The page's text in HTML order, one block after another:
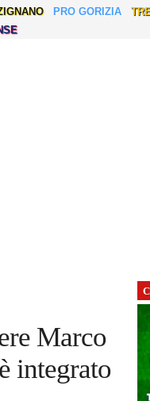
PRO GORIZIA
Marco
integrato